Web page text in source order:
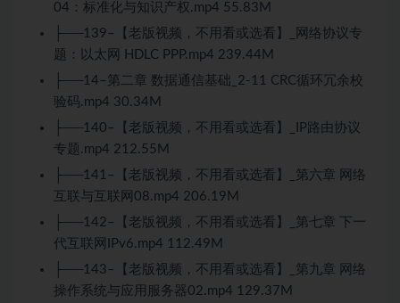
04：标准化与知识产权.mp4 55.83M
├──139–【老版视频，不用看或选看】_网络协议专
题：以太网 HDLC PPP.mp4 239.44M
├──14–第二章 数据通信基础_2-11 CRC循环冗余校
验码.mp4 30.34M
├──140–【老版视频，不用看或选看】_IP路由协议
专题.mp4 212.55M
├──141–【老版视频，不用看或选看】_第六章 网络
互联与互联网08.mp4 206.19M
├──142–【老版视频，不用看或选看】_第七章 下一
代互联网IPv6.mp4 112.49M
├──143–【老版视频，不用看或选看】_第九章 网络
操作系统与应用服务器02.mp4 129.37M